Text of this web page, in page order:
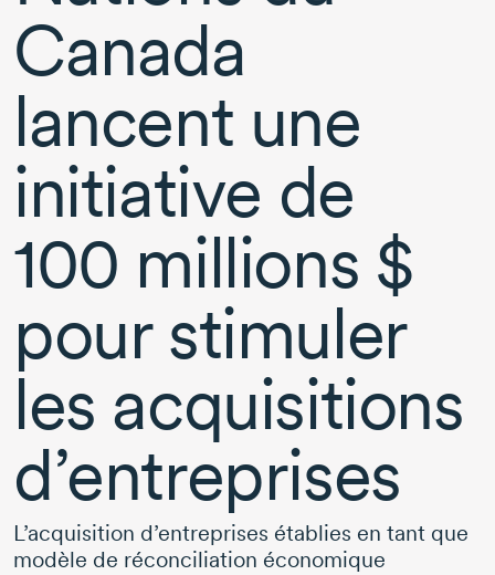
Canada
lancent une
initiative de
100 millions $
pour stimuler
les acquisitions
d’entreprises
L’acquisition d’entreprises établies en tant que
modèle de réconciliation économique